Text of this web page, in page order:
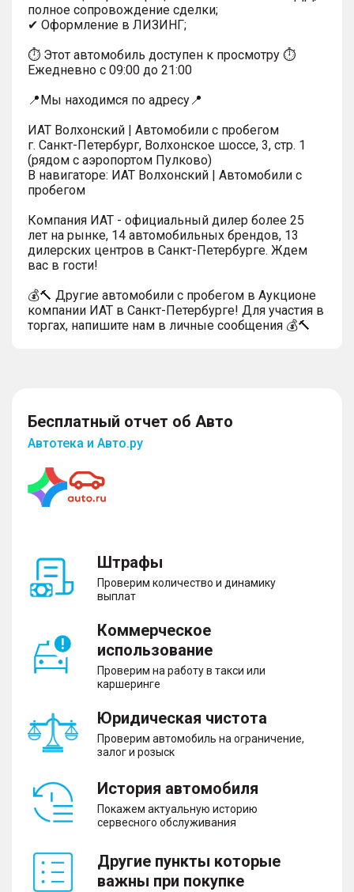
полное сопровождение сделки;
✔ Оформление в ЛИЗИНГ;
⏱ Этот автомобиль доступен к просмотру ⏱
Ежедневно с 09:00 до 21:00
📍Мы находимся по адресу📍
ИАТ Волхонский | Автомобили с пробегом
г. Санкт-Петербург, Волхонское шоссе, 3, стр. 1
(рядом с аэропортом Пулково)
В навигаторе: ИАТ Волхонский | Автомобили с
пробегом
Компания ИАТ - официальный дилер более 25
лет на рынке, 14 автомобильных брендов, 13
дилерских центров в Санкт-Петербурге. Ждем
вас в гости!
💰🔨 Другие автомобили с пробегом в Аукционе
компании ИАТ в Санкт-Петербурге! Для участия в
торгах, напишите нам в личные сообщения 💰🔨
Бесплатный отчет об Авто
Автотека и Авто.ру
Штрафы
Проверим количество и динамику
выплат
Коммерческое
использование
Проверим на работу в такси или
каршеринге
Юридическая чистота
Проверим автомобиль на ограничение,
залог и розыск
История автомобиля
Покажем актуальную историю
сервесного обслуживания
Другие пункты которые
важны при покупке